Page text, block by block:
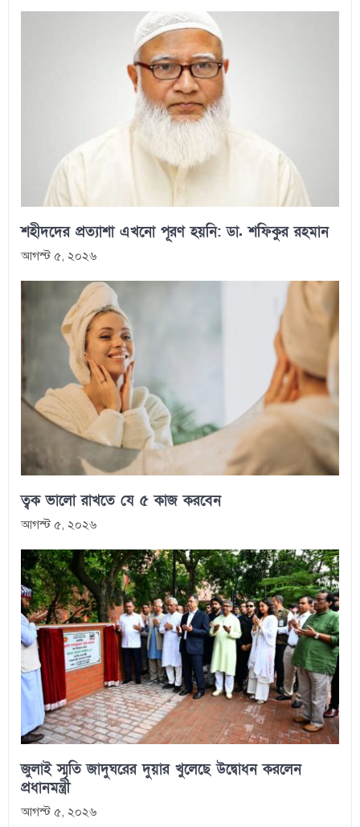
শহীদদের প্রত্যাশা এখনো পূরণ হয়নি: ডা. শফিকুর রহমান
আগস্ট ৫, ২০২৬
ত্বক ভালো রাখতে যে ৫ কাজ করবেন
আগস্ট ৫, ২০২৬
জুলাই স্মৃতি জাদুঘরের দুয়ার খুলেছে উদ্বোধন করলেন
প্রধানমন্ত্রী
আগস্ট ৫, ২০২৬